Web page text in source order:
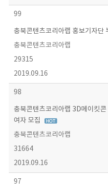
99
충북콘텐츠코리아랩 홍보기자단
충북콘텐츠코리아랩
29315
2019.09.16
98
충북콘텐츠코리아랩 3D메이킷
여자 모집
충북콘텐츠코리아랩
31664
2019.09.16
97